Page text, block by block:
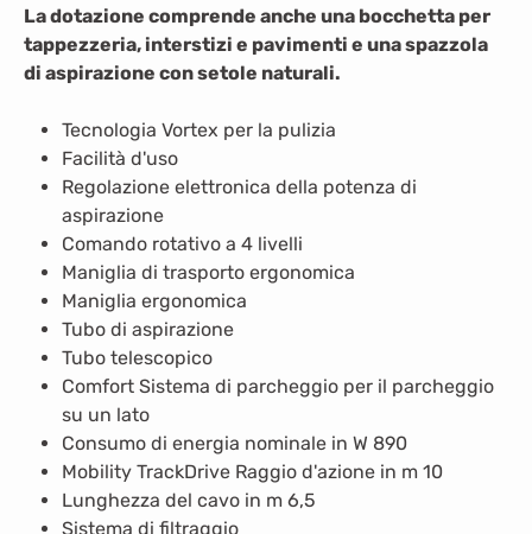
La dotazione comprende anche una bocchetta per
tappezzeria, interstizi e pavimenti e una spazzola
di aspirazione con setole naturali.
Tecnologia Vortex per la pulizia
Facilità d'uso
Regolazione elettronica della potenza di
aspirazione
Comando rotativo a 4 livelli
Maniglia di trasporto ergonomica
Maniglia ergonomica
Tubo di aspirazione
Tubo telescopico
Comfort Sistema di parcheggio per il parcheggio
su un lato
Consumo di energia nominale in W 890
Mobility TrackDrive Raggio d'azione in m 10
Lunghezza del cavo in m 6,5
Sistema di filtraggio